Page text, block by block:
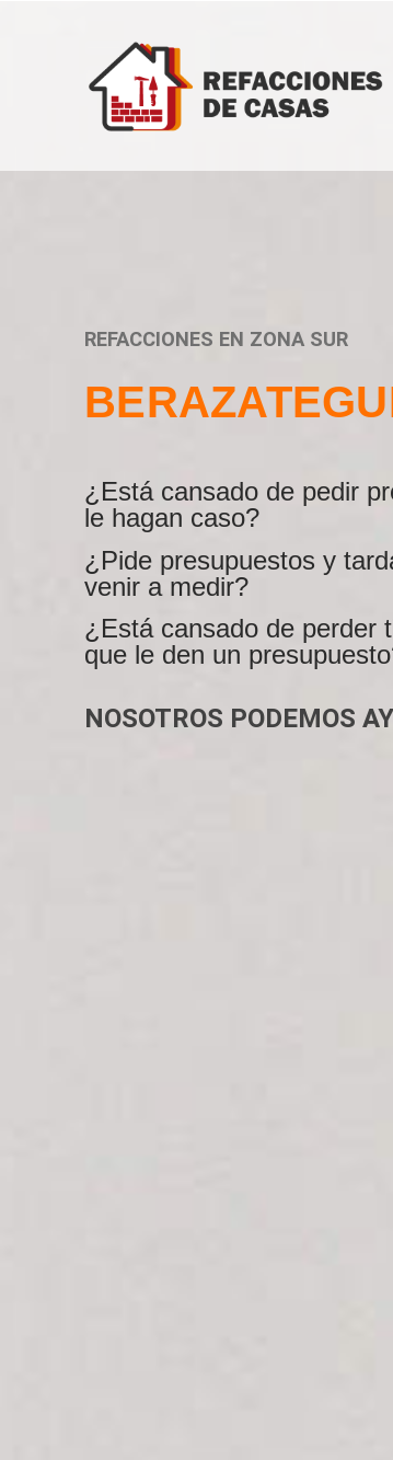
REFACCIONES EN ZONA SUR
¿Está cansado de pedir
le hagan caso?
¿Pide presupuestos y
venir a medir?
¿Está cansado de perder
que le den un
NOSOTROS PODEMOS